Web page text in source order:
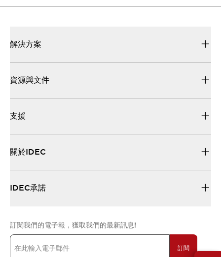
解決方案
資源與文件
支援
關於IDEC
IDEC承諾
訂閱我們的電子報，獲取我們的最新訊息!
訂閱